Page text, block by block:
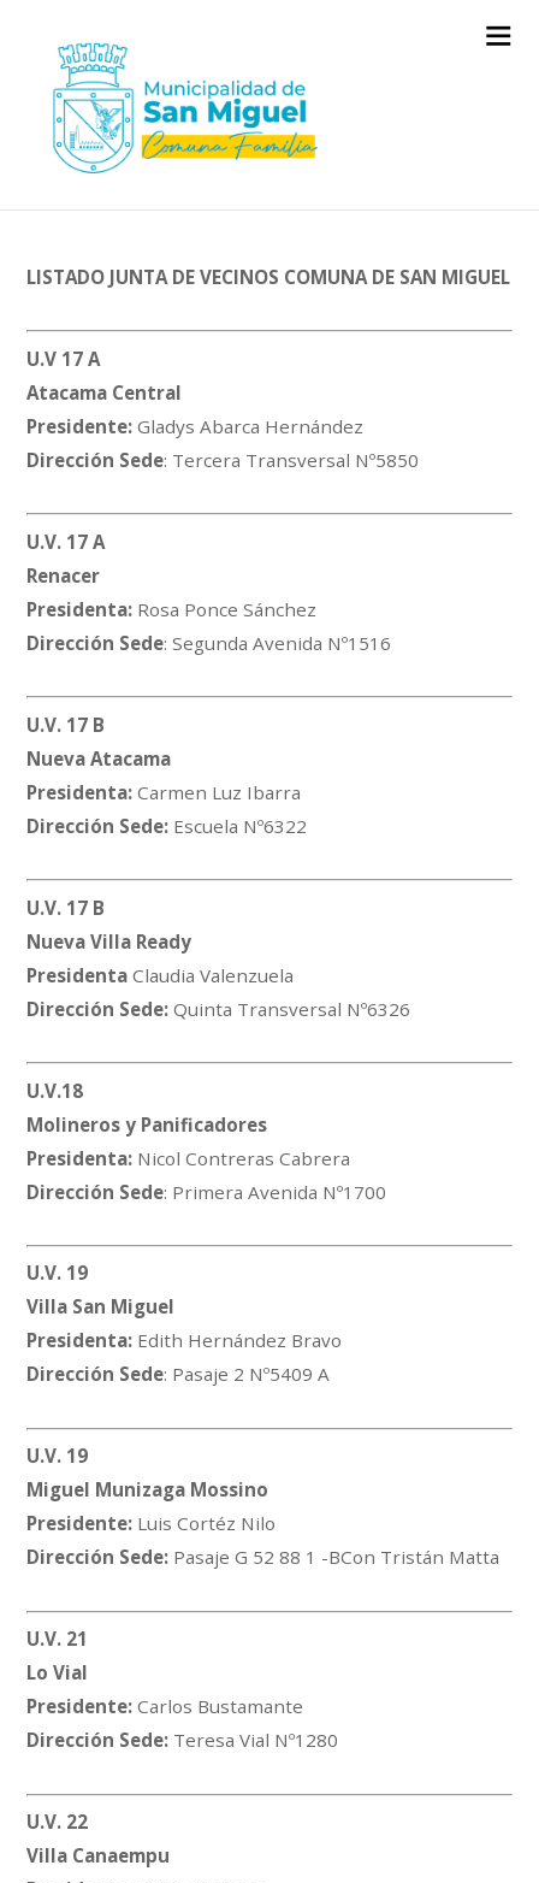
LISTADO JUNTA DE VECINOS COMUNA DE SAN MIGUEL
U.V 17 A
Atacama Central
Presidente: Gladys Abarca Hernández
Dirección Sede: Tercera Transversal Nº5850
U.V. 17 A
Renacer
Presidenta: Rosa Ponce Sánchez
Dirección Sede: Segunda Avenida Nº1516
U.V. 17 B
Nueva Atacama
Presidenta: Carmen Luz Ibarra
Dirección Sede: Escuela Nº6322
U.V. 17 B
Nueva Villa Ready
Presidenta Claudia Valenzuela
Dirección Sede: Quinta Transversal Nº6326
U.V.18
Molineros y Panificadores
Presidenta: Nicol Contreras Cabrera
Dirección Sede: Primera Avenida Nº1700
U.V. 19
Villa San Miguel
Presidenta: Edith Hernández Bravo
Dirección Sede: Pasaje 2 Nº5409 A
U.V. 19
Miguel Munizaga Mossino
Presidente: Luis Cortéz Nilo
Dirección Sede: Pasaje G 52 88 1 -BCon Tristán Matta
U.V. 21
Lo Vial
Presidente: Carlos Bustamante
Dirección Sede: Teresa Vial Nº1280
U.V. 22
Villa Canaempu